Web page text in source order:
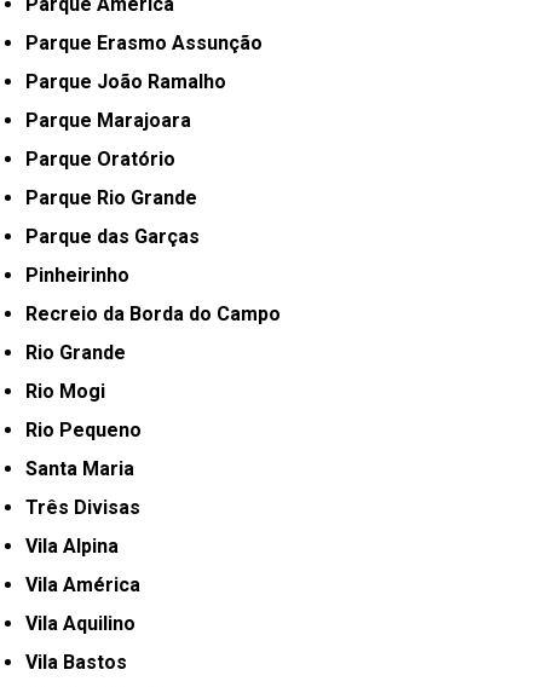
Parque Erasmo Assunção
Parque João Ramalho
Parque Marajoara
Parque Oratório
Parque Rio Grande
Parque das Garças
Pinheirinho
Recreio da Borda do Campo
Rio Grande
Rio Mogi
Rio Pequeno
Santa Maria
Três Divisas
Vila Alpina
Vila América
Vila Aquilino
Vila Bastos